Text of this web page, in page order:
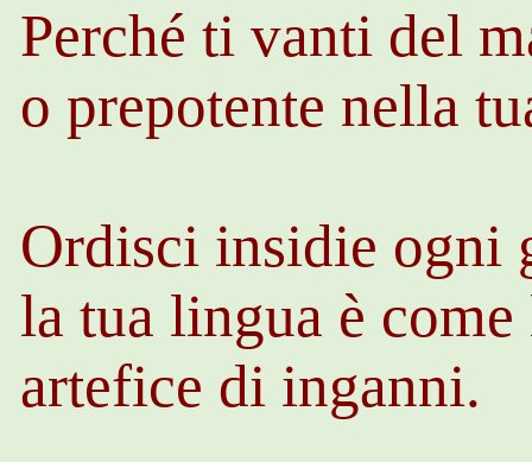
Perché ti vanti del
o prepotente nella
Ordisci insidie ogni
la tua lingua è
artefice di inganni.